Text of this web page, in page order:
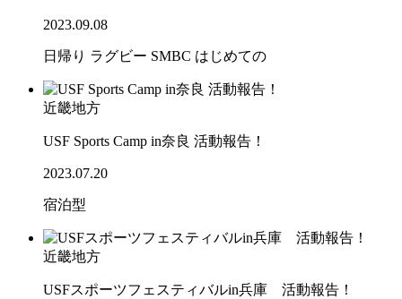
2023.09.08
日帰り ラグビー SMBC はじめての
近畿地方
USF Sports Camp in奈良 活動報告！
2023.07.20
宿泊型
近畿地方
USFスポーツフェスティバルin兵庫 活動報告！